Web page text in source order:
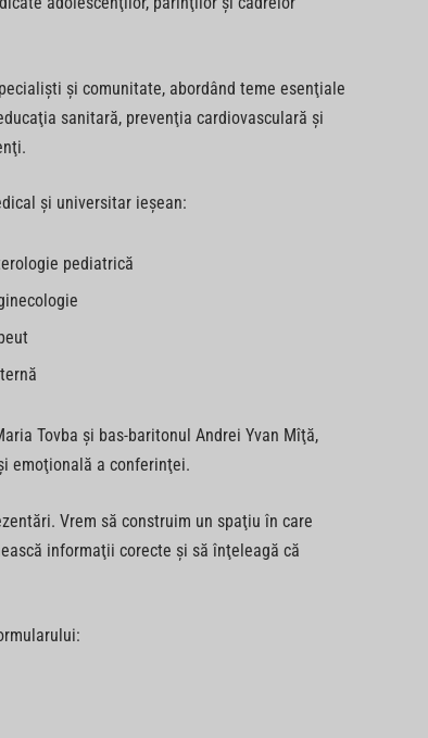
şi comunitate, abordând teme esenţiale
sanitară, prevenţia cardiovasculară şi
şi universitar ieşean:
pediatrică
Tovba şi bas-baritonul Andrei Yvan Mîţă,
emoţională a conferinţei.
Vrem să construim un spaţiu în care
informaţii corecte şi să înţeleagă că